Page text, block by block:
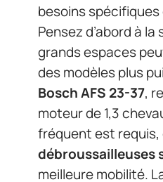
besoins
Pensez d’abord à
grands espaces
des modèles plus
Bosch AFS 23-37,
moteur de 1,3
fréquent est
débroussailleuses
meilleure mobilité.